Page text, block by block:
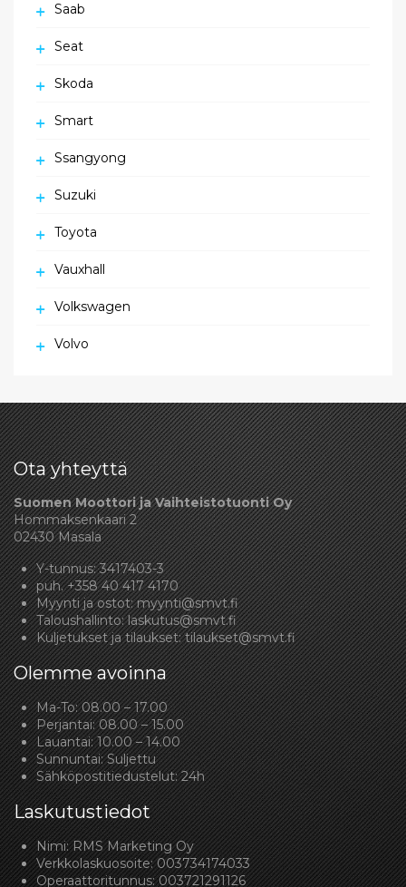
Saab
Seat
Skoda
Smart
Ssangyong
Suzuki
Toyota
Vauxhall
Volkswagen
Volvo
Ota yhteyttä
Suomen Moottori ja Vaihteistotuonti Oy
Hommaksenkaari 2
02430 Masala
Y-tunnus: 3417403-3
puh.+358 40 417 4170
Myynti ja ostot:myynti@smvt.fi
Taloushallinto:laskutus@smvt.fi
Kuljetukset ja tilaukset:tilaukset@smvt.fi
Olemme avoinna
Ma-To: 08.00 – 17.00
Perjantai: 08.00 – 15.00
Lauantai: 10.00 – 14.00
Sunnuntai: Suljettu
Sähköpostitiedustelut: 24h
Laskutustiedot
Nimi: RMS Marketing Oy
Verkkolaskuosoite: 003734174033
Operaattoritunnus: 003721291126